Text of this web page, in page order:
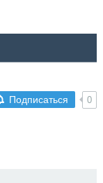
Подписаться 0